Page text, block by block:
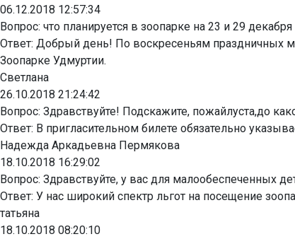
06.12.2018 12:57:34
Вопрос: что планируется в зоопарке на 23 и 29
Ответ: Добрый день! По воскресеньям праздничных
Зоопарке Удмуртии.
Светлана
26.10.2018 21:24:42
Вопрос: Здравствуйте! Подскажите, пожайлуста,до
Ответ: В пригласительном билете обязательно
Надежда Аркадьевна Пермякова
18.10.2018 16:29:02
Вопрос: Здравствуйте, у вас для малообеспеченных
Ответ: У нас широкий спектр льгот на посещение
татьяна
18.10.2018 08:20:10